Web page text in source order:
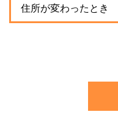
住所が変わったとき